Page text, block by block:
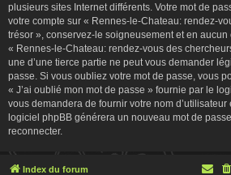
plusieurs sites Internet différents. Votre mot de
votre compte sur « Rennes-le-Chateau: rendez-
trésor », conservez-le soigneusement et en
« Rennes-le-Chateau: rendez-vous des
une d’une tierce partie ne peut vous demander
passe. Si vous oubliez votre mot de passe, vous
« J’ai oublié mon mot de passe » fournie par le
vous demandera de fournir votre nom d’utilisateur
logiciel phpBB générera un nouveau mot de
reconnecter.
Index du forum